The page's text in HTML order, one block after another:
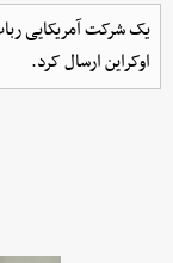
یک شرکت آمریکایی
اوکراین ارسال کرد.